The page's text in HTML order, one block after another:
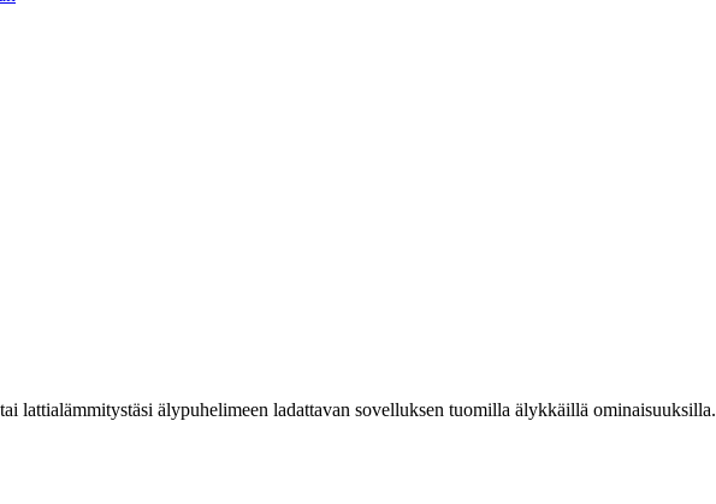
lattialämmitystäsi älypuhelimeen ladattavan sovelluksen tuomilla älykkäillä ominaisuuksilla.